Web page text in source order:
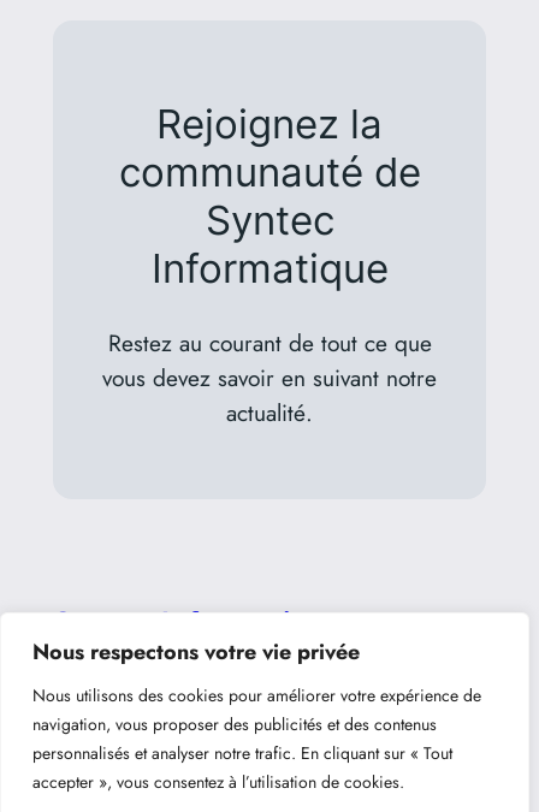
Nous respectons votre vie privée
Nous utilisons des cookies pour améliorer votre expérience de
navigation, vous proposer des publicités et des contenus
personnalisés et analyser notre trafic. En cliquant sur « Tout
accepter », vous consentez à l’utilisation de cookies.
Rejoignez la
communauté de
Syntec
Informatique
Restez au courant de tout ce que
vous devez savoir en suivant notre
actualité.
Syntec Informatique
Liens importants
Accueil
Entreprises
Actus informatique